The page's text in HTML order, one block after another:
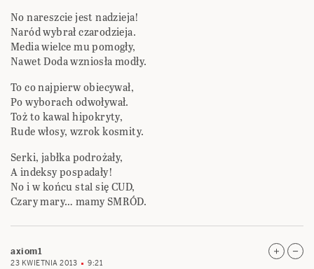
No nareszcie jest nadzieja!
Naród wybrał czarodzieja.
Media wielce mu pomogły,
Nawet Doda wzniosła modły.
To co najpierw obiecywał,
Po wyborach odwoływał.
Toż to kawal hipokryty,
Rude włosy, wzrok kosmity.
Serki, jabłka podrożały,
A indeksy pospadały!
No i w końcu stal się CUD,
Czary mary… mamy SMRÓD.
axiom1
23 KWIETNIA 2013 9:21